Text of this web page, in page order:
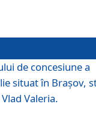
de concesiune a
situat în Braşov,
Valeria.